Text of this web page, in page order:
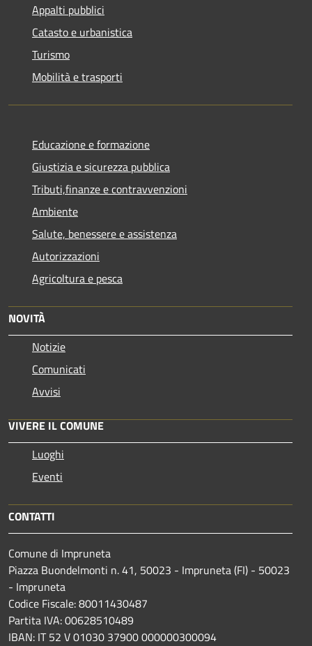
Appalti pubblici
Catasto e urbanistica
Turismo
Mobilità e trasporti
Educazione e formazione
Giustizia e sicurezza pubblica
Tributi,finanze e contravvenzioni
Ambiente
Salute, benessere e assistenza
Autorizzazioni
Agricoltura e pesca
NOVITÀ
Notizie
Comunicati
Avvisi
VIVERE IL COMUNE
Luoghi
Eventi
CONTATTI
Comune di Impruneta
Piazza Buondelmonti n. 41, 50023 - Impruneta (FI) - 50023
- Impruneta
Codice Fiscale: 80011430487
Partita IVA: 00628510489
IBAN: IT 52 V 01030 37900 000000300094